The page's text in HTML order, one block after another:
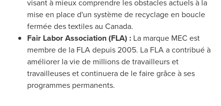
visant à mieux comprendre les obstacles actuels à la
mise en place d'un système de recyclage en boucle
fermée des textiles au Canada.
Fair Labor Association (FLA) : La marque MEC est
membre de la FLA depuis 2005. La FLA a contribué à
améliorer la vie de millions de travailleurs et
travailleuses et continuera de le faire grâce à ses
programmes permanents.